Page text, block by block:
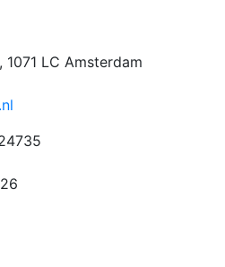
1071 LC Amsterdam